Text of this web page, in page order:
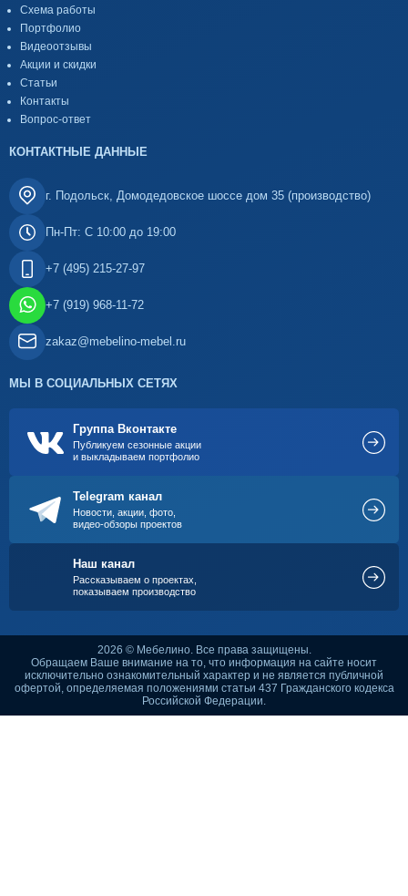
Схема работы
Портфолио
Видеоотзывы
Акции и скидки
Статьи
Контакты
Вопрос-ответ
КОНТАКТНЫЕ ДАННЫЕ
г. Подольск, Домодедовское шоссе дом 35 (производство)
Пн-Пт: С 10:00 до 19:00
+7 (495) 215-27-97
+7 (919) 968-11-72
zakaz@mebelino-mebel.ru
МЫ В СОЦИАЛЬНЫХ СЕТЯХ
Группа Вконтакте
Публикуем сезонные акции
и выкладываем портфолио
Telegram канал
Новости, акции, фото,
видео-обзоры проектов
Наш канал
Рассказываем о проектах,
показываем производство
2026 © Мебелино. Все права защищены.
Обращаем Ваше внимание на то, что информация на сайте носит
исключительно ознакомительный характер и не является публичной
офертой, определяемая положениями статьи 437 Гражданского кодекса
Российской Федерации.